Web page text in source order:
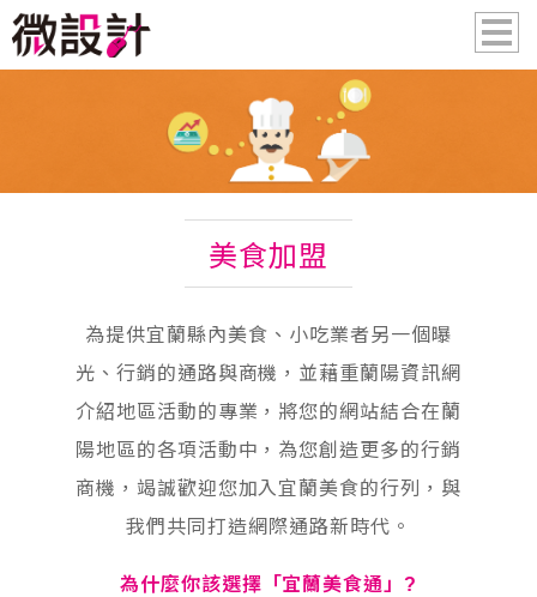
美食加盟
為提供宜蘭縣內美食、小吃業者另一個曝
光、行銷的通路與商機，並藉重蘭陽資訊網
介紹地區活動的專業，將您的網站結合在蘭
陽地區的各項活動中，為您創造更多的行銷
商機，竭誠歡迎您加入宜蘭美食的行列，與
我們共同打造網際通路新時代。
為什麼你該選擇「宜蘭美食通」?